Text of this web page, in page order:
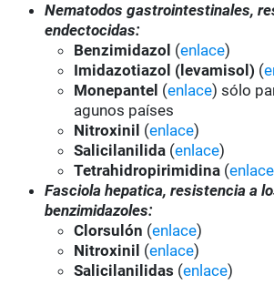
Nematodos gastrointestinales,
endectocidas:
Benzimidazol (enlace)
Imidazotiazol (levamisol) (
Monepantel (enlace) sólo
agunos países
Nitroxinil (enlace)
Salicilanilida (enlace)
Tetrahidropirimidina (enlace
Fasciola hepatica, resistencia a
benzimidazoles:
Clorsulón (enlace)
Nitroxinil (enlace)
Salicilanilidas (enlace)